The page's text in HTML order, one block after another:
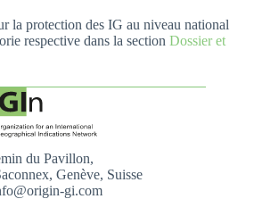
la protection des IG au niveau national
respective dans la section Dossier et
du Pavillon,
Genève, Suisse
gi.com